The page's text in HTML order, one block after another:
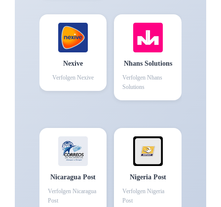
Nexive
Verfolgen Nexive
Nhans Solutions
Verfolgen Nhans
Solutions
Nicaragua Post
Verfolgen Nicaragua
Post
Nigeria Post
Verfolgen Nigeria
Post